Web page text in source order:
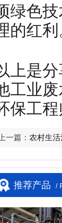
绿色
的红利
上是
工业
保工
上一篇： 农村生
推荐产品 /